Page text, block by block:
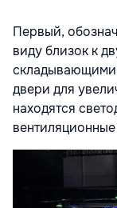
Первый,
виду близок к
двери для
находятся